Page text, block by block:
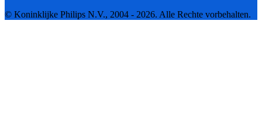
© Koninklijke Philips N.V., 2004 - 2026. Alle Rechte vorbehalten.